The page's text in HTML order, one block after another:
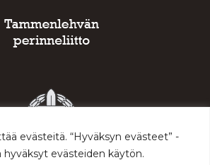
evästeitä. “Hyväksyn evästeet” -
hyväksyt evästeiden käytön.